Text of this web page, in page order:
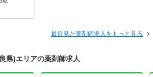
最近見た薬剤師求人をもっと見る
県)エリアの薬剤師求人